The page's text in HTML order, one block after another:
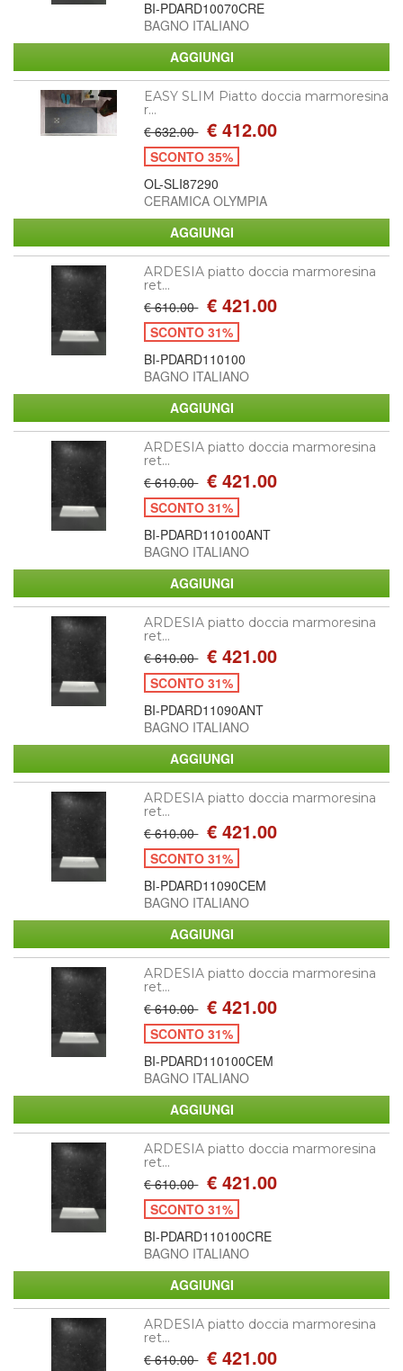
BI-PDARD10070CRE
BAGNO ITALIANO
EASY SLIM Piatto doccia marmoresina
r...
€ 632.00 € 412.00
SCONTO 35%
OL-SLI87290
CERAMICA OLYMPIA
ARDESIA piatto doccia marmoresina
ret...
€ 610.00 € 421.00
SCONTO 31%
BI-PDARD110100
BAGNO ITALIANO
ARDESIA piatto doccia marmoresina
ret...
€ 610.00 € 421.00
SCONTO 31%
BI-PDARD110100ANT
BAGNO ITALIANO
ARDESIA piatto doccia marmoresina
ret...
€ 610.00 € 421.00
SCONTO 31%
BI-PDARD11090ANT
BAGNO ITALIANO
ARDESIA piatto doccia marmoresina
ret...
€ 610.00 € 421.00
SCONTO 31%
BI-PDARD11090CEM
BAGNO ITALIANO
ARDESIA piatto doccia marmoresina
ret...
€ 610.00 € 421.00
SCONTO 31%
BI-PDARD110100CEM
BAGNO ITALIANO
ARDESIA piatto doccia marmoresina
ret...
€ 610.00 € 421.00
SCONTO 31%
BI-PDARD110100CRE
BAGNO ITALIANO
ARDESIA piatto doccia marmoresina
ret...
€ 610.00 € 421.00